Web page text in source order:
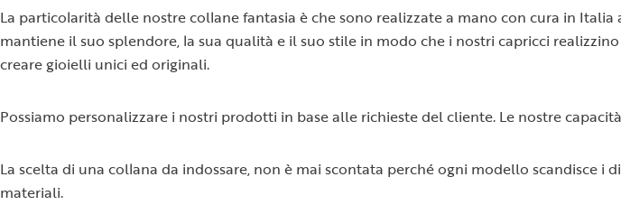
La particolarità delle nostre collane fantasia è che sono realizzate a mano con cura in
mantiene il suo splendore, la sua qualità e il suo stile in modo che i nostri capricci
creare gioielli unici ed originali.
Possiamo personalizzare i nostri prodotti in base alle richieste del cliente. Le nostre
La scelta di una collana da indossare, non è mai scontata perché ogni modello scandisce
materiali.